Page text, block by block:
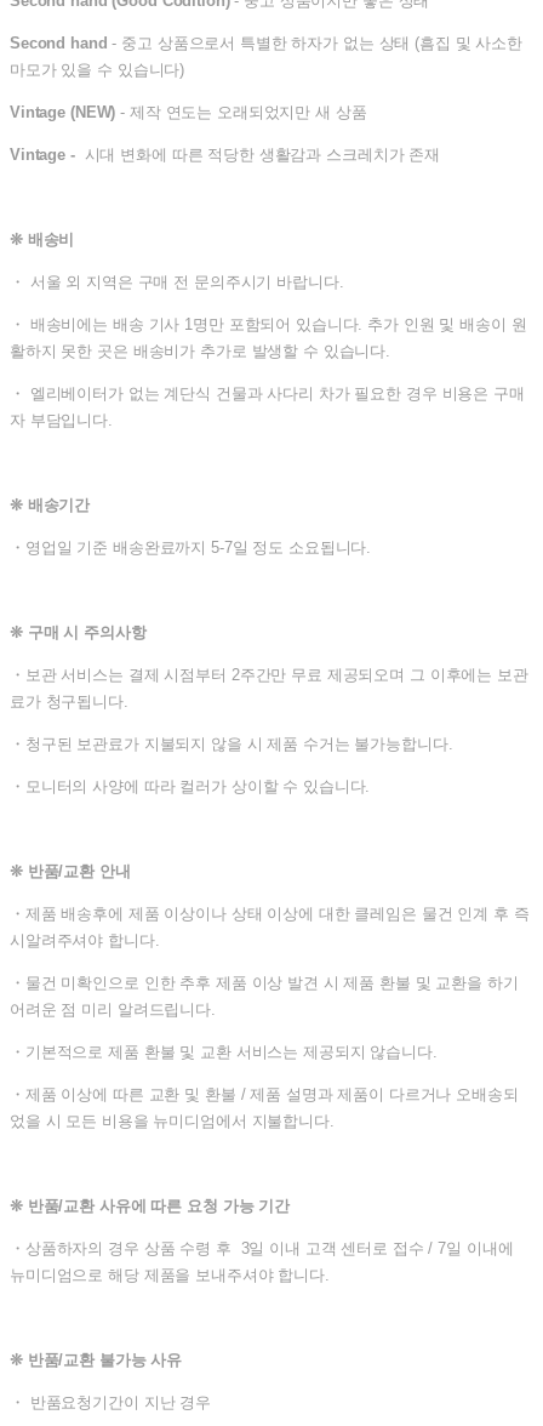
Second hand - 중고 상품으로서 특별한 하자가 없는 상태 (흠집 및 사소한
마모가 있을 수 있습니다)
Vintage (NEW)- 제작 연도는 오래되었지만 새 상품
Vintage - 시대 변화에 따른 적당한 생활감과 스크레치가 존재
❊ 배송비
・ 서울 외 지역은 구매 전 문의주시기 바랍니다.
・ 배송비에는 배송 기사 1명만 포함되어 있습니다. 추가 인원 및 배송이 원
활하지 못한 곳은 배송비가 추가로 발생할 수 있습니다.
・ 엘리베이터가 없는 계단식 건물과 사다리 차가 필요한 경우 비용은 구매
자 부담입니다.
❊ 배송기간
・영업일 기준 배송완료까지 5-7일 정도 소요됩니다.
❊ 구매 시 주의사항
・보관 서비스는 결제 시점부터 2주간만 무료 제공되오며 그 이후에는 보관
료가 청구됩니다.
・청구된 보관료가 지불되지 않을 시 제품 수거는 불가능합니다.
・모니터의 사양에 따라 컬러가 상이할 수 있습니다.
❊ 반품/교환 안내
・제품 배송후에 제품 이상이나 상태 이상에 대한 클레임은 물건 인계 후 즉
시알려주셔야 합니다.
・물건 미확인으로 인한 추후 제품 이상 발견 시 제품 환불 및 교환을 하기
어려운 점 미리 알려드립니다.
・기본적으로 제품 환불 및 교환 서비스는 제공되지 않습니다.
・제품 이상에 따른 교환 및 환불 / 제품 설명과 제품이 다르거나 오배송되
었을 시 모든 비용을 뉴미디엄에서 지불합니다.
❊ 반품/교환 사유에 따른 요청 가능 기간
・상품하자의 경우 상품 수령 후 3일 이내 고객 센터로 접수 / 7일 이내에
뉴미디엄으로 해당 제품을 보내주셔야 합니다.
❊ 반품/교환 불가능 사유
・ 반품요청기간이 지난 경우